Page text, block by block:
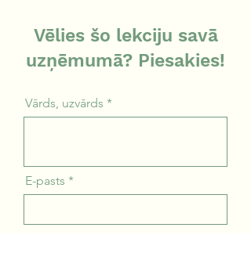
Vēlies šo lekciju savā
uzņēmumā? Piesakies!
Vārds, uzvārds
E-pasts